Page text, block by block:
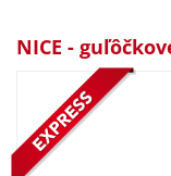
NICE -